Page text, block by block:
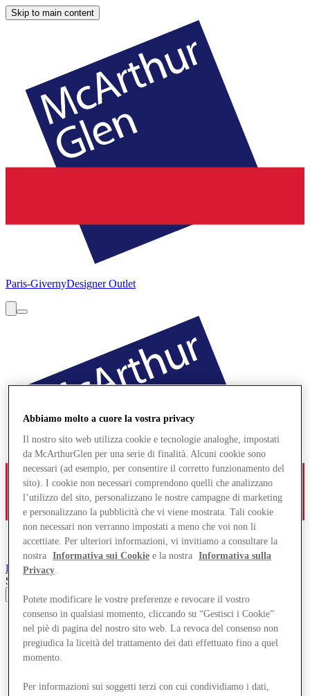
Skip to main content
Paris-GivernyDesigner Outlet
Paris-Giverny
Search input
Negozi
Offerte
Eventi
Pianifica la tua visita
Servizi
Turismo
Abbiamo molto a cuore la vostra privacy
Il nostro sito web utilizza cookie e tecnologie analoghe, impostati
da McArthurGlen per una serie di finalità. Alcuni cookie sono
necessari (ad esempio, per consentire il corretto funzionamento del
sito). I cookie non necessari comprendono quelli che analizzano
l’utilizzo del sito, personalizzano le nostre campagne di marketing
e personalizzano la pubblicità che vi viene mostrata. Tali cookie
non necessari non verranno impostati a meno che voi non li
accettiate. Per ulteriori informazioni, vi invitiamo a consultare la
nostra
Informativa sui Cookie e la nostra
Informativa sulla
Privacy
Potete modificare le vostre preferenze e revocare il vostro
consenso in qualsiasi momento, cliccando su “Gestisci i Cookie”
nel piè di pagina del nostro sito web. La revoca del consenso non
pregiudica la liceità del trattamento dei dati effettuato fino a quel
momento.
Per informazioni sui soggetti terzi con cui condividiamo i dati,